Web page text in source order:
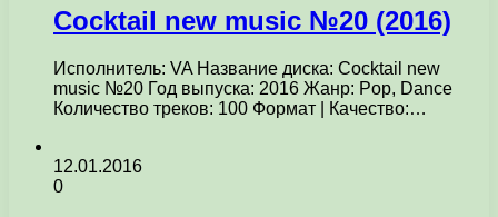
Cocktail new music №20 (2016)
Исполнитель: VA Название диска: Cocktail new
music №20 Год выпуска: 2016 Жанр: Pop, Dance
Количество треков: 100 Формат | Качество:…
12.01.2016
0